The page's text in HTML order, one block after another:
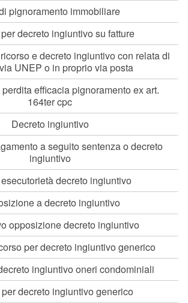
pignoramento immobiliare
decreto ingiuntivo su fatture
e decreto ingiuntivo con relata di
UNEP o in proprio via posta
efficacia pignoramento ex art.
164ter cpc
Decreto ingiuntivo
a seguito sentenza o decreto
ingiuntivo
decreto ingiuntivo
a decreto ingiuntivo
opposizione decreto ingiuntivo
per decreto ingiuntivo generico
ingiuntivo oneri condominiali
decreto ingiuntivo generico